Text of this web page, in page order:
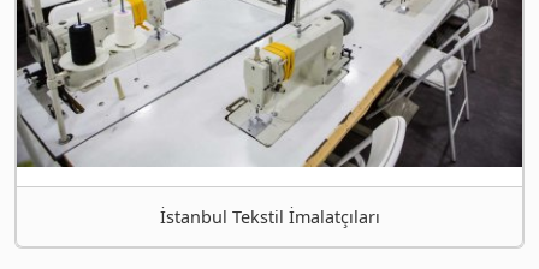
İstanbul Tekstil İmalatçıları